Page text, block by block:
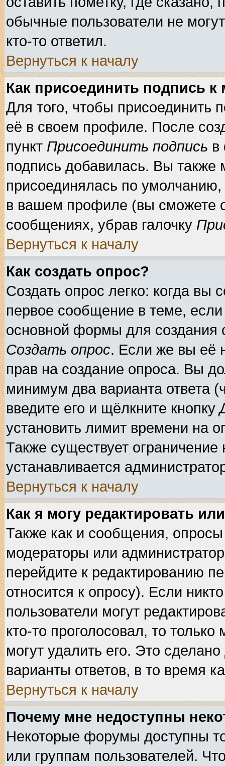
обычные пользователи не
кто-то ответил.
Вернуться к началу
Как присоединить подпись
Для того, чтобы присоединить
её в своем профиле. После
пункт Присоединить подпись в
подпись добавилась. Вы также
присоединялась по умолчанию,
в вашем профиле (вы сможете
сообщениях, убрав галочку
Вернуться к началу
Как создать опрос?
Создать опрос легко: когда вы
первое сообщение в теме,
основной формы для
Создать опрос. Если же вы её
прав на создание опроса. Вы
минимум два варианта ответа
введите его и щёлкните кнопку
установить лимит времени на
Также существует ограничение
устанавливается
Вернуться к началу
Как я могу редактировать
Также как и сообщения, опросы
модераторы или
перейдите к редактированию
относится к опросу). Если
пользователи могут
кто-то проголосовал, то
могут удалить его. Это
варианты ответов, в то время
Вернуться к началу
Почему мне недоступны
Некоторые форумы доступны
или группам пользователей.